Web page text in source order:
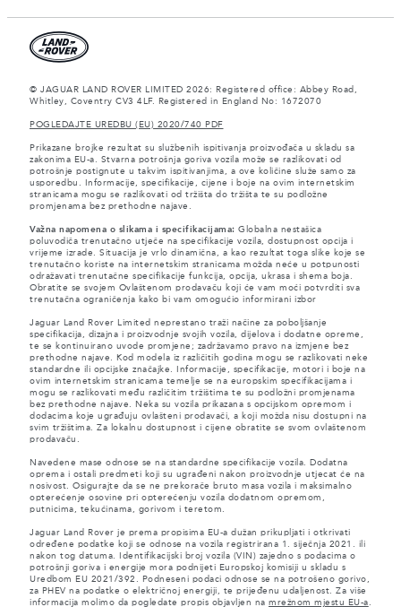
© JAGUAR LAND ROVER LIMITED 2026: Registered office: Abbey Road,
Whitley, Coventry CV3 4LF. Registered in England No: 1672070
POGLEDAJTE UREDBU (EU) 2020/740 PDF
Prikazane brojke rezultat su službenih ispitivanja proizvođača u skladu sa
zakonima EU-a. Stvarna potrošnja goriva vozila može se razlikovati od
potrošnje postignute u takvim ispitivanjima, a ove količine služe samo za
usporedbu. Informacije, specifikacije, cijene i boje na ovim internetskim
stranicama mogu se razlikovati od tržišta do tržišta te su podložne
promjenama bez prethodne najave.
Važna napomena o slikama i specifikacijama: Globalna nestašica
poluvodiča trenutačno utječe na specifikacije vozila, dostupnost opcija i
vrijeme izrade. Situacija je vrlo dinamična, a kao rezultat toga slike koje se
trenutačno koriste na internetskim stranicama možda neće u potpunosti
odražavati trenutačne specifikacije funkcija, opcija, ukrasa i shema boja.
Obratite se svojem Ovlaštenom prodavaču koji će vam moći potvrditi sva
trenutačna ograničenja kako bi vam omogućio informirani izbor
Jaguar Land Rover Limited neprestano traži načine za poboljšanje
specifikacija, dizajna i proizvodnje svojih vozila, dijelova i dodatne opreme,
te se kontinuirano uvode promjene; zadržavamo pravo na izmjene bez
prethodne najave. Kod modela iz različitih godina mogu se razlikovati neke
standardne ili opcijske značajke. Informacije, specifikacije, motori i boje na
ovim internetskim stranicama temelje se na europskim specifikacijama i
mogu se razlikovati među različitim tržištima te su podložni promjenama
bez prethodne najave. Neka su vozila prikazana s opcijskom opremom i
dodacima koje ugrađuju ovlašteni prodavači, a koji možda nisu dostupni na
svim tržištima. Za lokalnu dostupnost i cijene obratite se svom ovlaštenom
prodavaču.
Navedene mase odnose se na standardne specifikacije vozila. Dodatna
oprema i ostali predmeti koji su ugrađeni nakon proizvodnje utjecat će na
nosivost. Osigurajte da se ne prekorače bruto masa vozila i maksimalno
opterećenje osovine pri opterećenju vozila dodatnom opremom,
putnicima, tekućinama, gorivom i teretom.
Jaguar Land Rover je prema propisima EU-a dužan prikupljati i otkrivati
određene podatke koji se odnose na vozila registrirana 1. siječnja 2021. ili
nakon tog datuma. Identifikacijski broj vozila (VIN) zajedno s podacima o
potrošnji goriva i energije mora podnijeti Europskoj komisiji u skladu s
Uredbom EU 2021/392. Podneseni podaci odnose se na potrošeno gorivo,
za PHEV na podatke o električnoj energiji, te prijeđenu udaljenost. Za više
informacija molimo da pogledate propis objavljen na mrežnom mjestu EU-a .